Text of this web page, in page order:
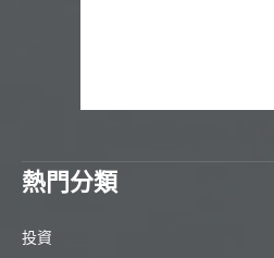
熱門分類
投資